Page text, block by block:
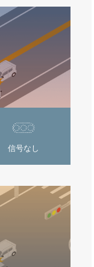
信号なし